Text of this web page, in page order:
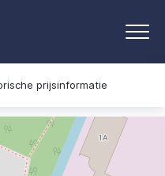
prijsinformatie